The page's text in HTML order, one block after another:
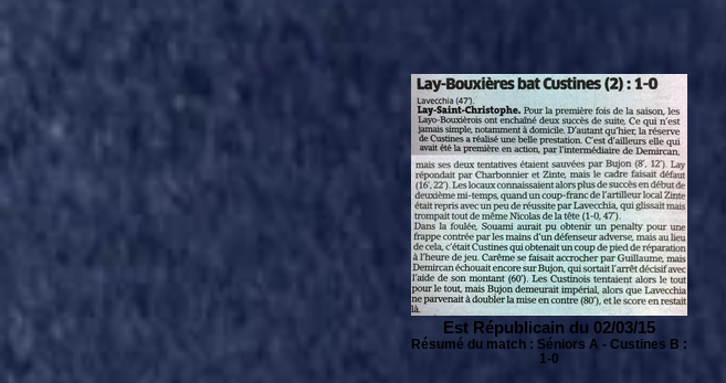
Est Républicain du 02/03/15
Résumé du match : Séniors A - Custines B :
1-0